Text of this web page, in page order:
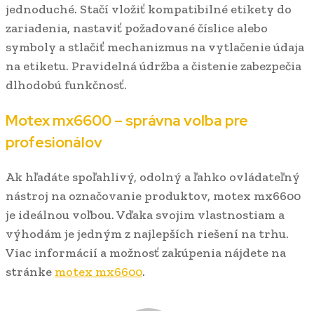
jednoduché. Stačí vložiť kompatibilné etikety do
zariadenia, nastaviť požadované číslice alebo
symboly a stlačiť mechanizmus na vytlačenie údaja
na etiketu. Pravidelná údržba a čistenie zabezpečia
dlhodobú funkčnosť.
Motex mx6600 – správna voľba pre
profesionálov
Ak hľadáte spoľahlivý, odolný a ľahko ovládateľný
nástroj na označovanie produktov, motex mx6600
je ideálnou voľbou. Vďaka svojim vlastnostiam a
výhodám je jedným z najlepších riešení na trhu.
Viac informácií a možnosť zakúpenia nájdete na
stránke motex mx6600.